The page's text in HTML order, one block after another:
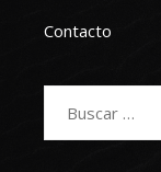
Contacto